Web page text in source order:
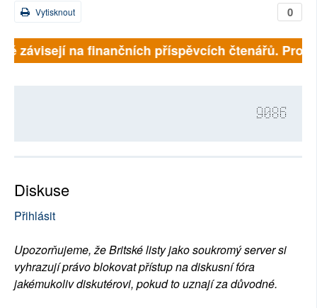
0
Vytisknout
závisejí na finančních příspěvcích čtenářů.
9086
Diskuse
Přihlásit
Upozorňujeme, že Britské listy jako soukromý server si
vyhrazují právo blokovat přístup na diskusní fóra
jakémukoliv diskutérovi, pokud to uznají za důvodné.